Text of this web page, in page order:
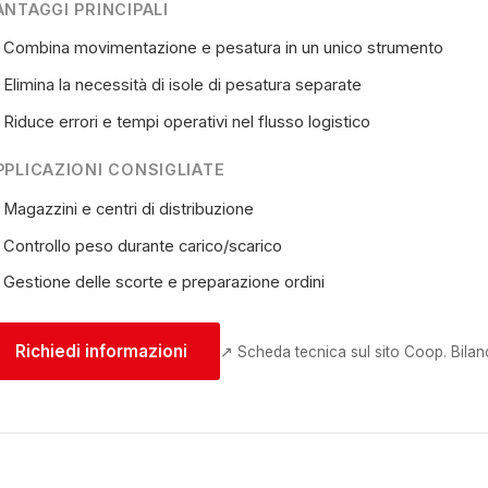
PRINCIPALI
Combina movimentazione e pesatura in un unico strumento
Elimina la necessità di isole di pesatura separate
Riduce errori e tempi operativi nel flusso logistico
CONSIGLIATE
Magazzini e centri di distribuzione
Controllo peso durante carico/scarico
Gestione delle scorte e preparazione ordini
Richiedi informazioni ↗ Scheda tecnica sul sito Coop.